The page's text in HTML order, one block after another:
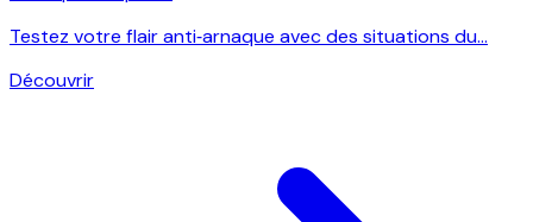
Testez votre flair anti‑arnaque avec des situations du...
Découvrir